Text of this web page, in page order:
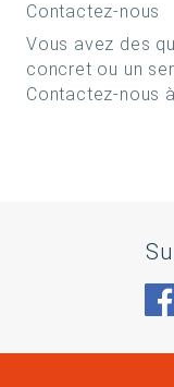
Contactez-nous
Vous avez des
concret ou un
Contactez-nous à